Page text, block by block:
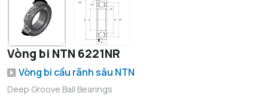
Vòng bi NTN 6221NR
Vòng bi cầu rãnh sâu NTN
Deep Groove Ball Bearings